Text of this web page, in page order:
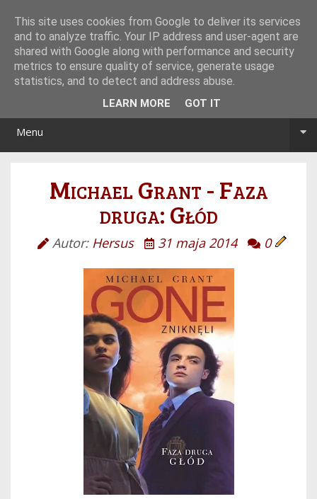
Menu
Michael Grant - Faza
druga: Głód
Autor: Hersus 31 maja 2014 0
This site uses cookies from Google to deliver its services
and to analyze traffic. Your IP address and user-agent are
shared with Google along with performance and security
metrics to ensure quality of service, generate usage
statistics, and to detect and address abuse.
LEARN MORE GOT IT